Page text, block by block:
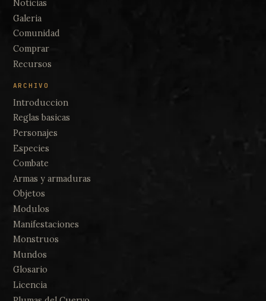
Noticias
Galeria
Comunidad
Comprar
Recursos
ARCHIVO
Introduccion
Reglas basicas
Personajes
Especies
Combate
Armas y armaduras
Objetos
Modulos
Manifestaciones
Monstruos
Mundos
Glosario
Licencia